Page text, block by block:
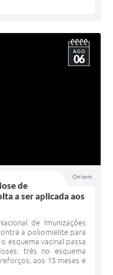
Ontem
AGO
06
de
a ser aplicada aos
de Imunizações
a poliomielite para
esquema vacinal passa
três no esquema
aos 15 meses e